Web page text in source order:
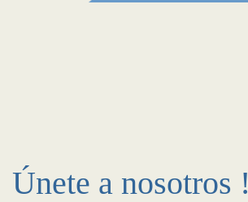
Únete a nosotros !